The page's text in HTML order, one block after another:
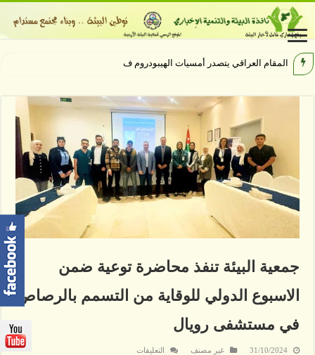
المقام العراقي يتصدر أمسيات الهيبودروم في مهرجان جرش
جمعية البيئة تنفذ محاضرة توعية ضمن
الاسبوع الدولي للوقاية من التسمم بالرصاص
في مستشفى رويال
31/10/2024 غير مصنف التعليقات